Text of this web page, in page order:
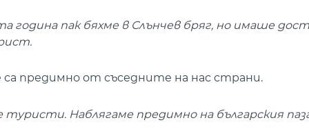
година пак бяхме в Слънчев бряг, но имаше
предимно от съседните на нас страни.
Наблягаме предимно на българския